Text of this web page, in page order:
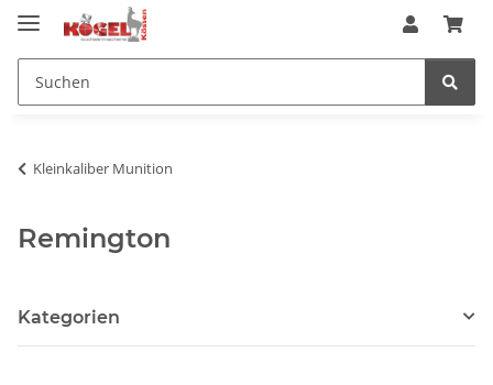
Kleinkaliber Munition
Remington
Kategorien